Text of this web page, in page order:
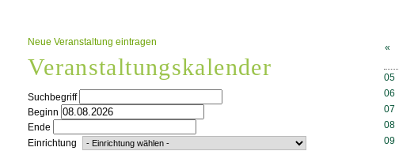
«
05
06
07
08
09
Neue Veranstaltung eintragen
Veranstaltungskalender
Suchbegriff
Beginn
Ende
Einrichtung